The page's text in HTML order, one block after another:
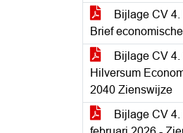
Bijlage CV
Brief
Bijlage CV 4.
Hilversum
2040 Zienswijze
Bijlage CV